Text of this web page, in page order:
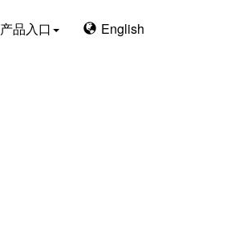
产品入口 English